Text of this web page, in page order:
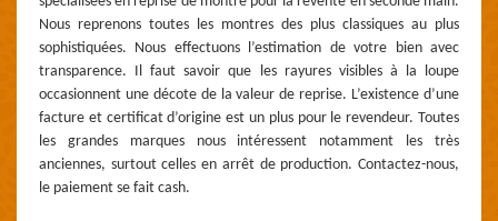
Nous reprenons toutes les montres des plus classiques au plus
sophistiquées. Nous effectuons l’estimation de votre bien avec
transparence. Il faut savoir que les rayures visibles à la loupe
occasionnent une décote de la valeur de reprise. L’existence d’une
facture et certificat d’origine est un plus pour le revendeur. Toutes
les grandes marques nous intéressent notamment les très
anciennes, surtout celles en arrêt de production. Contactez-nous,
le paiement se fait cash.